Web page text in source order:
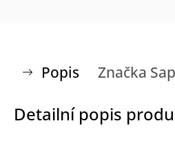
Popis Značka
Detailní popis